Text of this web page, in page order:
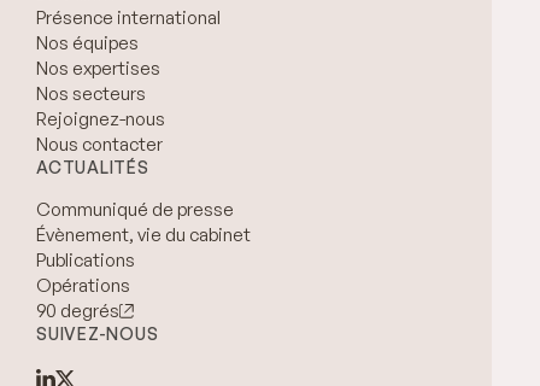
Présence international
Nos équipes
Nos expertises
Nos secteurs
Rejoignez-nous
Nous contacter
ACTUALITÉS
Communiqué de presse
Évènement, vie du cabinet
Publications
Opérations
90 degrés
SUIVEZ-NOUS